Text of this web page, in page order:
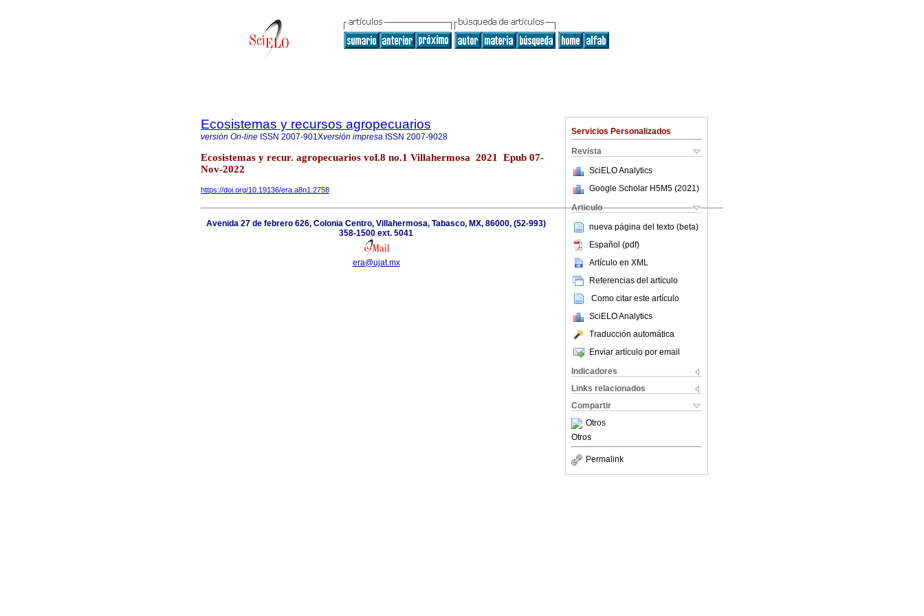
Servicios Personalizados
Revista
SciELO Analytics
Google Scholar H5M5 (2021 )
Articulo
nueva página del texto (beta)
Español (pdf)
Artículo en XML
Referencias del artículo
Como citar este artículo
SciELO Analytics
Traducción automática
Enviar artículo por email
Indicadores
Links relacionados
Compartir
Otros
Otros
Permalink
Ecosistemas y recursos agropecuarios
versión On-line ISSN 2007-901Xversión impresa ISSN 2007-9028
Ecosistemas y recur. agropecuarios vol.8 no.1 Villahermosa 2021 Epub 07-
Nov-2022
https://doi.org/10.19136/era.a8n1.2758
Avenida 27 de febrero 626, Colonia Centro, Villahermosa, Tabasco, MX, 86000, (52-993)
358-1500 ext. 5041
era@ujat.mx